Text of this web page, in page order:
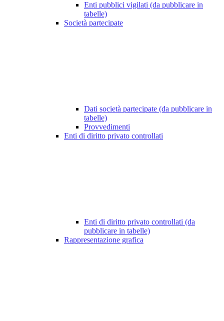
Enti pubblici vigilati (da pubblicare in
tabelle)
Società partecipate
Dati società partecipate (da pubblicare in
tabelle)
Provvedimenti
Enti di diritto privato controllati
Enti di diritto privato controllati (da
pubblicare in tabelle)
Rappresentazione grafica